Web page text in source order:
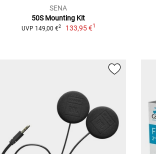
SENA
50S Mounting Kit
UVP 149,00 €2 133,95 €1